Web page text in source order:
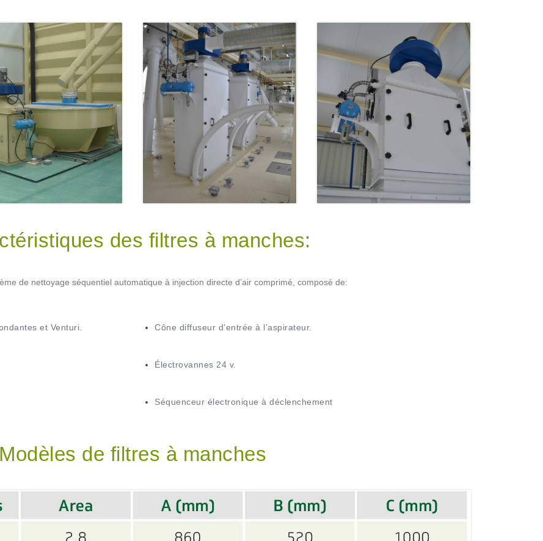
des filtres à manches:
de nettoyage séquentiel automatique à injection directe d’air comprimé, composé de:
et Venturi. Cône diffuseur d’entrée à l’aspirateur.
Électrovannes 24 v.
Séquenceur électronique à déclenchement
Modèles de filtres à manches